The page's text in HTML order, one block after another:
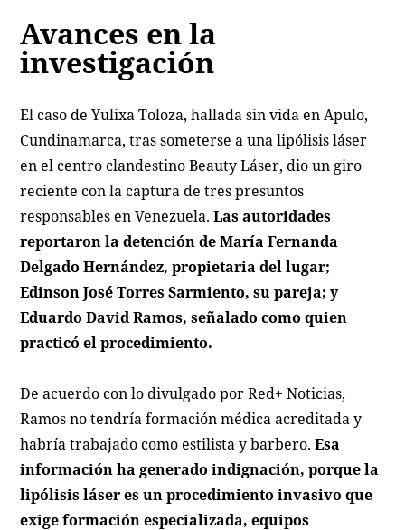
Avances en la
investigación
El caso de Yulixa Toloza, hallada sin vida en Apulo,
Cundinamarca, tras someterse a una lipólisis láser
en el centro clandestino Beauty Láser, dio un giro
reciente con la captura de tres presuntos
responsables en Venezuela.Las autoridades
reportaron la detención de María Fernanda
Delgado Hernández, propietaria del lugar;
Edinson José Torres Sarmiento, su pareja; y
Eduardo David Ramos, señalado como quien
practicó el procedimiento.
De acuerdo con lo divulgado por Red+ Noticias,
Ramos no tendría formación médica acreditada y
habría trabajado como estilista y barbero.Esa
información ha generado indignación, porque la
lipólisis láser es un procedimiento invasivo que
exige formación especializada, equipos